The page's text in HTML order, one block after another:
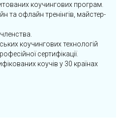
коучингових програм.
та офлайн тренінгів, майстер-
коучингових технологій
сертифікації.
коучів у 30 країнах